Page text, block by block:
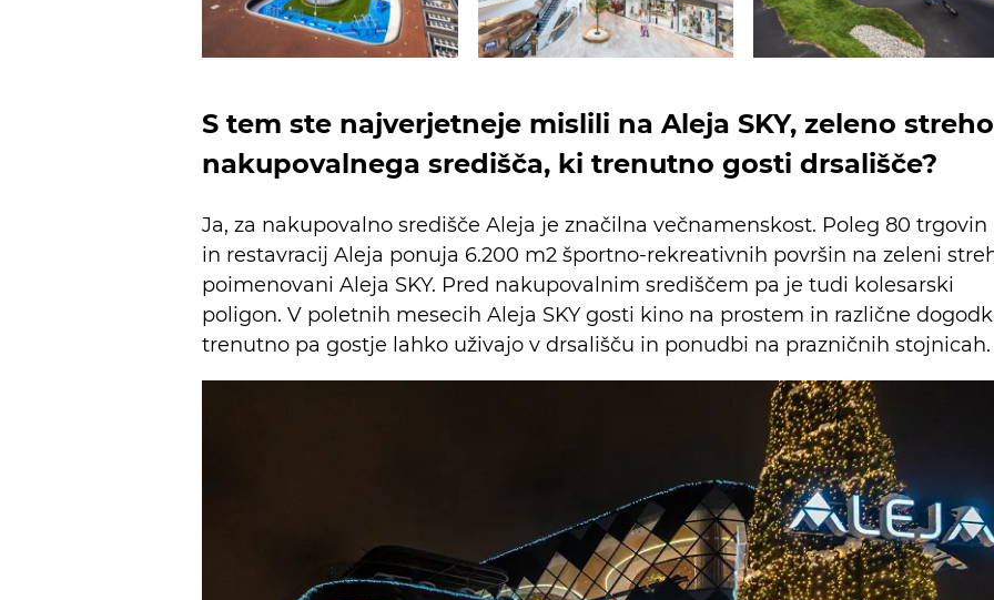
S tem ste najverjetneje mislili na Aleja SKY, zeleno streho
nakupovalnega središča, ki trenutno gosti drsališče?
Ja, za nakupovalno središče Aleja je značilna večnamenskost. Poleg 80 trgovin
in restavracij Aleja ponuja 6.200 m2 športno-rekreativnih površin na zeleni
poimenovani Aleja SKY. Pred nakupovalnim središčem pa je tudi kolesarski
poligon. V poletnih mesecih Aleja SKY gosti kino na prostem in različne
trenutno pa gostje lahko uživajo v drsališču in ponudbi na prazničnih stojnicah.